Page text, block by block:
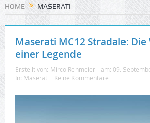
HOME MASERATI
Maserati MC12 Stradale:
einer Legende
Erstellt von: Mirco Rehmeier am: 09.
In: Maserati Keine Kommentare